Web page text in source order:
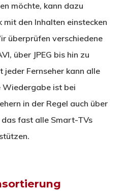
möchte, kann dazu
mit den Inhalten einstecken
überprüfen verschiedene
über JPEG bis hin zu
jeder Fernseher kann alle
Wiedergabe ist bei
in der Regel auch über
fast alle Smart-TVs